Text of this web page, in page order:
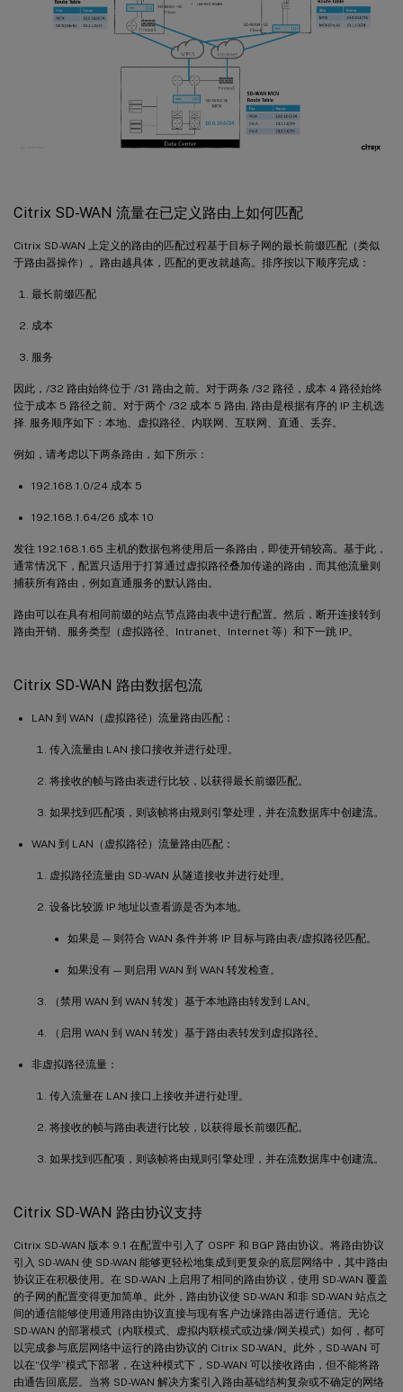
Citrix SD-WAN 流量在已定义路由上如何匹配
Citrix SD-WAN 上定义的路由的匹配过程基于目标子网的最长前缀匹配（类似
于路由器操作）。路由越具体，匹配的更改就越高。排序按以下顺序完成：
最长前缀匹配
成本
服务
因此，/32 路由始终位于 /31 路由之前。对于两条 /32 路径，成本 4 路径始终
位于成本 5 路径之前。对于两个 /32 成本 5 路由, 路由是根据有序的 IP 主机选
择. 服务顺序如下：本地、虚拟路径、内联网、互联网、直通、丢弃。
例如，请考虑以下两条路由，如下所示：
192.168.1.0/24 成本 5
192.168.1.64/26 成本 10
发往 192.168.1.65 主机的数据包将使用后一条路由，即使开销较高。基于此，
通常情况下，配置只适用于打算通过虚拟路径叠加传递的路由，而其他流量则
捕获所有路由，例如直通服务的默认路由。
路由可以在具有相同前缀的站点节点路由表中进行配置。然后，断开连接转到
路由开销、服务类型（虚拟路径、Intranet、Internet 等）和下一跳 IP。
Citrix SD-WAN 路由数据包流
LAN 到 WAN（虚拟路径）流量路由匹配：
传入流量由 LAN 接口接收并进行处理。
将接收的帧与路由表进行比较，以获得最长前缀匹配。
如果找到匹配项，则该帧将由规则引擎处理，并在流数据库中创建流。
WAN 到 LAN（虚拟路径）流量路由匹配：
虚拟路径流量由 SD-WAN 从隧道接收并进行处理。
设备比较源 IP 地址以查看源是否为本地。
如果是 — 则符合 WAN 条件并将 IP 目标与路由表/虚拟路径匹配。
如果没有 — 则启用 WAN 到 WAN 转发检查。
（禁用 WAN 到 WAN 转发）基于本地路由转发到 LAN。
（启用 WAN 到 WAN 转发）基于路由表转发到虚拟路径。
非虚拟路径流量：
传入流量在 LAN 接口上接收并进行处理。
将接收的帧与路由表进行比较，以获得最长前缀匹配。
如果找到匹配项，则该帧将由规则引擎处理，并在流数据库中创建流。
Citrix SD-WAN 路由协议支持
Citrix SD-WAN 版本 9.1 在配置中引入了 OSPF 和 BGP 路由协议。将路由协议
引入 SD-WAN 使 SD-WAN 能够更轻松地集成到更复杂的底层网络中，其中路由
协议正在积极使用。在 SD-WAN 上启用了相同的路由协议，使用 SD-WAN 覆盖
的子网的配置变得更加简单。此外，路由协议使 SD-WAN 和非 SD-WAN 站点之
间的通信能够使用通用路由协议直接与现有客户边缘路由器进行通信。无论
SD-WAN 的部署模式（内联模式、虚拟内联模式或边缘/网关模式）如何，都可
以完成参与底层网络中运行的路由协议的 Citrix SD-WAN。此外，SD-WAN 可
以在“仅学”模式下部署，在这种模式下，SD-WAN 可以接收路由，但不能将路
由通告回底层。当将 SD-WAN 解决方案引入路由基础结构复杂或不确定的网络